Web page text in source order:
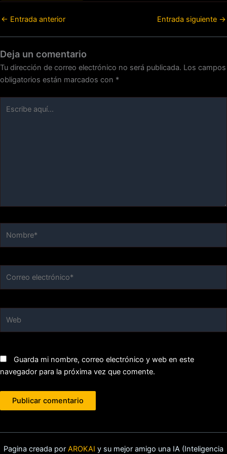
← Entrada anterior Entrada siguiente →
Deja un comentario
Tu dirección de correo electrónico no será publicada. Los campos
obligatorios están marcados con *
aquí...
Guarda mi nombre, correo electrónico y web en este
navegador para la próxima vez que comente.
Pagina creada por AROKAI y su mejor amigo una IA (Inteligencia